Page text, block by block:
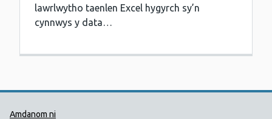
lawrlwytho taenlen Excel hygyrch sy’n
cynnwys y data…
Amdanom ni